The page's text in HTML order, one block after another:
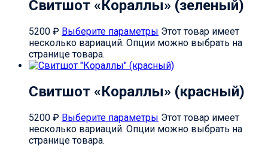
Свитшот «Кораллы» (зеленый)
5200 ₽ Выберите параметры Этот товар имеет
несколько вариаций. Опции можно выбрать на
странице товара.
Свитшот «Кораллы» (красный)
5200 ₽ Выберите параметры Этот товар имеет
несколько вариаций. Опции можно выбрать на
странице товара.